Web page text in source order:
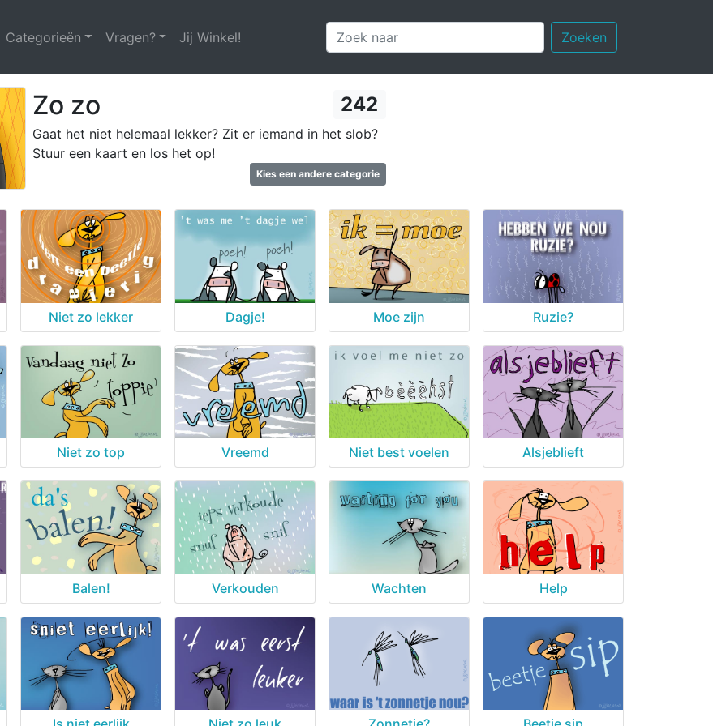
(huidige)
Categorieën Vragen? Jij Winkel! Zoeken
Zo zo 242
Gaat het niet helemaal lekker? Zit er iemand in het slob?
Stuur een kaart en los het op!
Kies een andere categorie
Niet zo lekker Dagje! Moe zijn Ruzie?
Niet zo top Vreemd Niet best voelen Alsjeblieft
Balen! Verkouden Wachten Help